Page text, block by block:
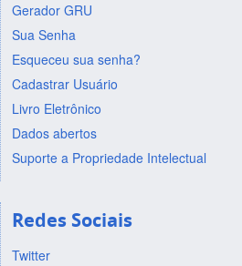
Gerador GRU
Sua Senha
Esqueceu sua senha?
Cadastrar Usuário
Livro Eletrônico
Dados abertos
Suporte a Propriedade Intelectual
Redes Sociais
Twitter